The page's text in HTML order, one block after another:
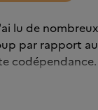
lu de
par rapport